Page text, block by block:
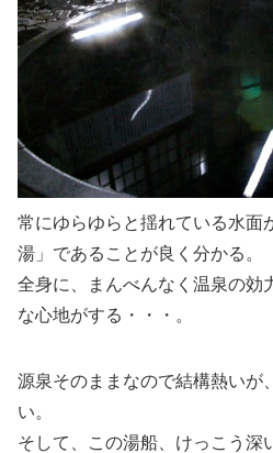
常にゆらゆらと揺れている水面
湯」であることが良く分かる。
全身に、まんべんなく温泉の効
な心地がする・・・。
源泉そのままなので結構熱いが
い。
そして、この湯船、けっこう深